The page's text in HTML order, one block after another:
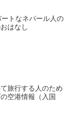
トなネパール人の
はなし
旅行する人のため
空港情報（入国